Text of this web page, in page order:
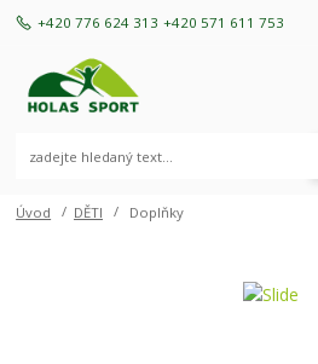
+420 776 624 313 +420 571 611 753
Úvod DĚTI Doplňky